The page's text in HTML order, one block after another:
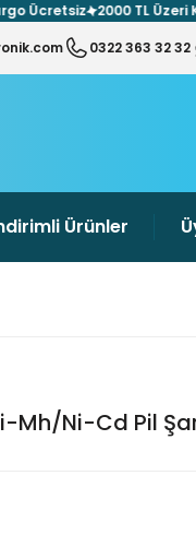
2000 TL Üzeri
0322 363 32 32
Ürünler
Mh/Ni-Cd Pil